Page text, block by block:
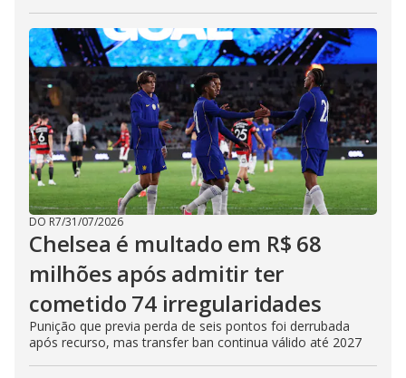
DO R7/31/07/2026
Chelsea é multado em R$ 68
milhões após admitir ter
cometido 74 irregularidades
Punição que previa perda de seis pontos foi derrubada
após recurso, mas transfer ban continua válido até 2027